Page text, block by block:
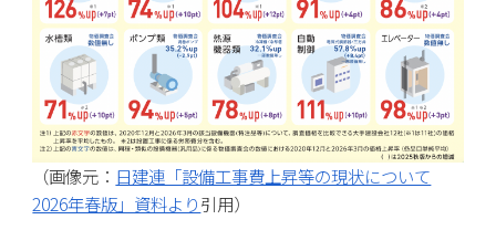
（画像元： 日建連「設備工事費上昇等の現状について
2026年春版」資料より引用）